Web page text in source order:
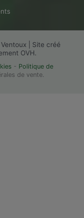
| Site créé
OVH.
- Politique de
de vente.